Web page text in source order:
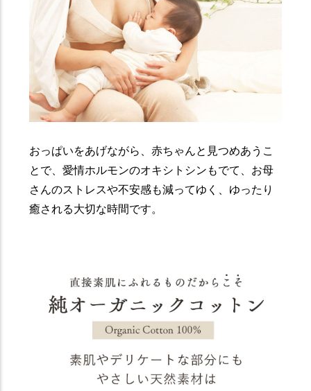
おっぱいをあげながら、赤ちゃんと見つめあうこ
とで、愛情ホルモンのオキシトシンもでて、お母
さんのストレスや不安感も減ってゆく、ゆったり
癒される大切な時間です。